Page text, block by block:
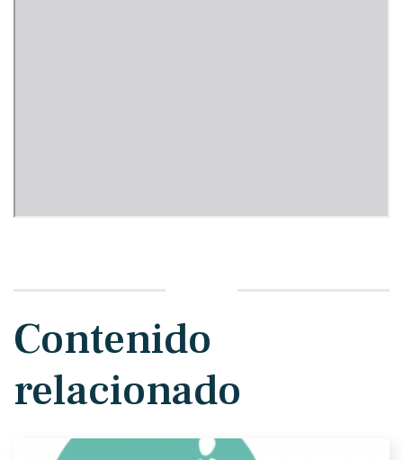
Contenido
relacionado